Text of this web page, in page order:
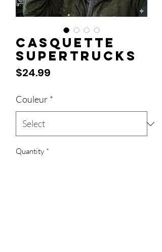
Casquette
Supertrucks
$24.99
Couleur *
Quantity *